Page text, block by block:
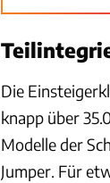
Die
knapp über
Modelle der
Jumper. Für